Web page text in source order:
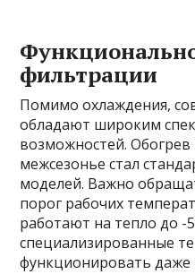
фильтрации
Помимо охлаждения,
обладают широким
возможностей.
межсезонье стал
моделей. Важно
порог рабочих
работают на тепло до -
специализированные
функционировать даже